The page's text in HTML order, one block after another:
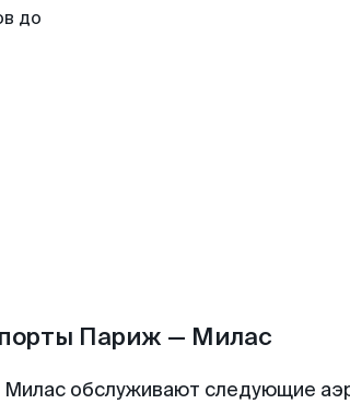
до
Париж — Милас
обслуживают следующие